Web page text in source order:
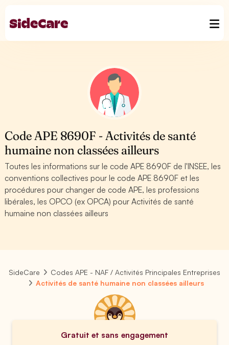
Code APE 8690F - Activités de santé
humaine non classées ailleurs
Toutes les informations sur le code APE 8690F de l'INSEE, les
conventions collectives pour le code APE 8690F et les
procédures pour changer de code APE, les professions
libérales, les OPCO (ex OPCA) pour Activités de santé
humaine non classées ailleurs
SideCare
Codes APE - NAF / Activités Principales Entreprises
Activités de santé humaine non classées ailleurs
Gratuit et sans engagement